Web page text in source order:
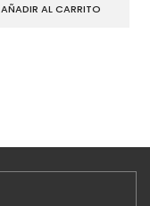
AÑADIR AL CARRITO